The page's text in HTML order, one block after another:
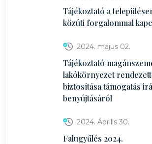
Tájékoztató a
közúti forgalommal
2024. május 02.
Tájékoztató
lakókörnyezet
biztosítása támogatás
benyújtásáról
2024. Április 30.
Falugyűlés 2024.